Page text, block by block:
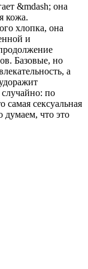
&mdash; она
кожа.
хлопка, она
и
Базовые, но
а
по
сексуальная
думаем, что это